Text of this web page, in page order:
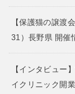
【保護猫の譲渡
31）長野県 開催
【インタビュー
イクリニック開